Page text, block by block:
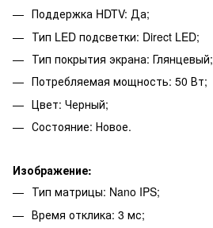
Поддержка HDTV: Да;
Тип LED подсветки: Direct LED;
Тип покрытия экрана: Глянцевый;
Потребляемая мощность: 50 Вт;
Цвет: Черный;
Состояние: Новое.
Изображение:
Тип матрицы: Nano IPS;
Время отклика: 3 мс;